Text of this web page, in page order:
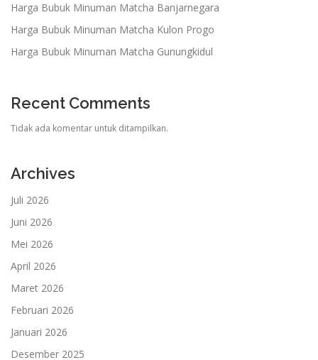
Harga Bubuk Minuman Matcha Banjarnegara
Harga Bubuk Minuman Matcha Kulon Progo
Harga Bubuk Minuman Matcha Gunungkidul
Recent Comments
Tidak ada komentar untuk ditampilkan.
Archives
Juli 2026
Juni 2026
Mei 2026
April 2026
Maret 2026
Februari 2026
Januari 2026
Desember 2025